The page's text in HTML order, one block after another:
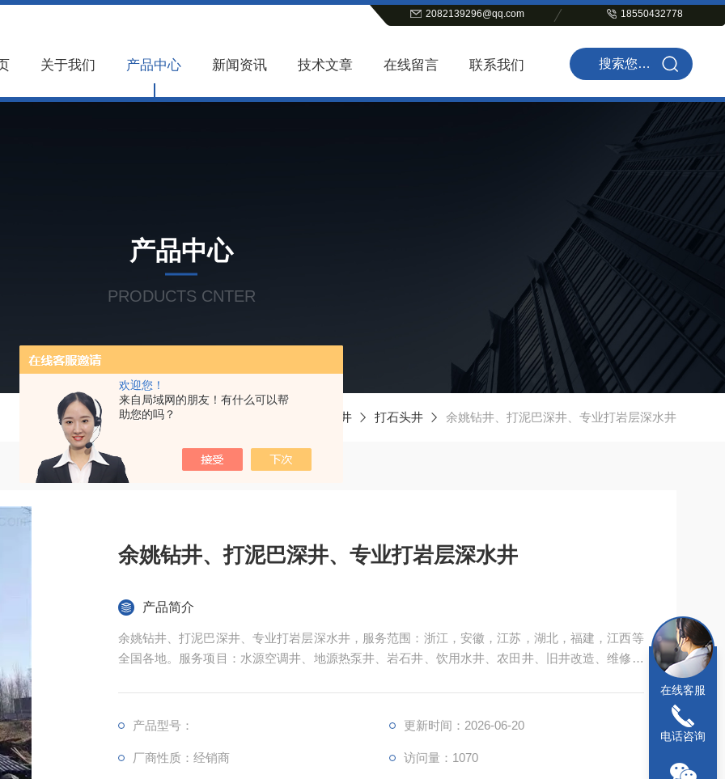
欢迎您！
来自局域网的朋友！有什么可以帮
助您的吗？
2082139296@qq.com 18550432778
关于我们 产品中心 新闻资讯 技术文章 在线留言 联系我们
产品中心
PRODUCTS CNTER
当前位置： 钻井 打石头井 余姚钻井、打泥巴深井、专业打岩层深水井
余姚钻井、打泥巴深井、专业打岩层深水井
产品简介
余姚钻井、打泥巴深井、专业打岩层深水井，服务范围：浙江，安徽，江苏，湖北，福建，江西等
全国各地。服务项目：水源空调井、地源热泵井、岩石井、饮用水井、农田井、旧井改造、维修深
产品型号： 更新时间：2026-06-20
厂商性质：经销商 访问量：1070
在线客服
电话咨询